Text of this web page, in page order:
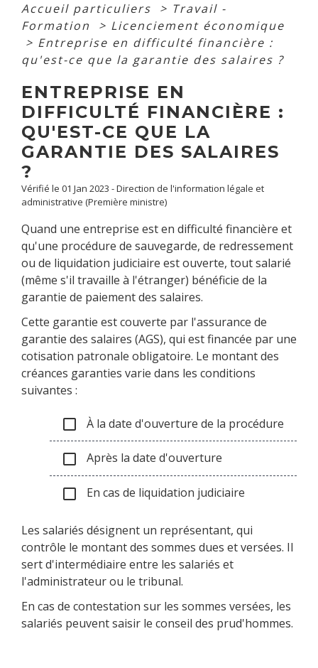
Accueil particuliers > Travail -
Formation
> Licenciement économique
> Entreprise en difficulté financière :
qu'est-ce que la garantie des salaires ?
ENTREPRISE EN
DIFFICULTÉ FINANCIÈRE :
QU'EST-CE QUE LA
GARANTIE DES SALAIRES
?
Vérifié le 01 Jan 2023 - Direction de l'information légale et
administrative (Première ministre)
Quand une entreprise est en difficulté financière et
qu'une procédure de sauvegarde, de redressement
ou de liquidation judiciaire est ouverte, tout salarié
(même s'il travaille à l'étranger) bénéficie de la
garantie de paiement des salaires.
Cette garantie est couverte par l'assurance de
garantie des salaires (AGS), qui est financée par une
cotisation patronale obligatoire. Le montant des
créances garanties varie dans les conditions
suivantes :
check_box_outline_blank À la date d'ouverture de la procédure
check_box_outline_blank Après la date d'ouverture
check_box_outline_blank En cas de liquidation judiciaire
Les salariés désignent un représentant, qui
contrôle le montant des sommes dues et versées. Il
sert d'intermédiaire entre les salariés et
l'administrateur ou le tribunal.
En cas de contestation sur les sommes versées, les
salariés peuvent saisir le conseil des prud'hommes.